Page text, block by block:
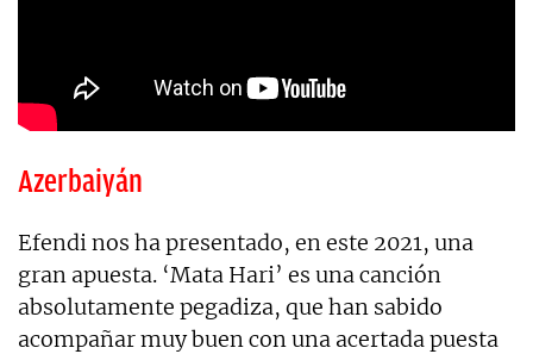
Azerbaiyán
Efendi nos ha presentado, en este 2021, una
gran apuesta. ‘Mata Hari’ es una canción
absolutamente pegadiza, que han sabido
acompañar muy buen con una acertada puesta